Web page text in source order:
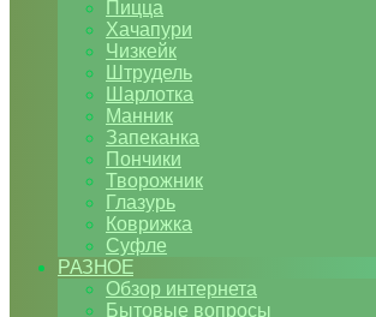
Пицца
Хачапури
Чизкейк
Штрудель
Шарлотка
Манник
Запеканка
Пончики
Творожник
Глазурь
Коврижка
Суфле
РАЗНОЕ
Обзор интернета
Бытовые вопросы